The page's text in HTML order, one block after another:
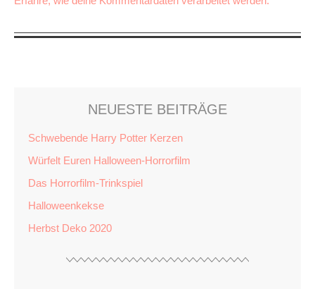
NEUESTE BEITRÄGE
Schwebende Harry Potter Kerzen
Würfelt Euren Halloween-Horrorfilm
Das Horrorfilm-Trinkspiel
Halloweenkekse
Herbst Deko 2020